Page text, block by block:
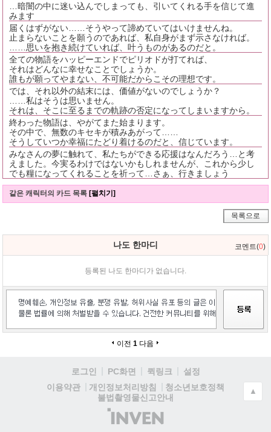
…暗闇の中に迷い込んでしまっても、引いてくれる手を信じて進
みます
届くはずがない……そうやって諦めていてはいけませんね。
止まらないことを願うのであれば、私自身がまず示さなければ。
……思いを抱き続けていれば、叶うものがあるのだと。
全ての物語をハッピーエンドでピリオドが打てれば、
それはどんなに幸せなことでしょうか。
誰もが願ってやまない、不可能だからこその理想です。
では、それ以外の結末には、価値がないのでしょうか？
……私はそうは思いません。
それは、そこに至るまでの軌跡の否定になってしまいますから。
終わった物語は、やがてまた始まります。
その中で、無数のキセキが積みあがって……
そうしていつか幸福にたどり着けるのだと、信じています。
みなさんの夢に触れて、私たちができる応援はなんだろう…と考
えました。今実るわけではないかもしれませんが、これから少し
でも糧になってくれることを祈って…さぁ、行きましょう
같은 캐릭터의 카드 목록[펼치기]
목록으로
나도 한마디 코멘트(0)
등록된 나도 한마디가 없습니다.
이전 1 다음
로그인 PC화면 퀵링크
설정
이용약관
개인정보처리방침
청소년보호정책
불법촬영물신고안내
(주)
인
▲